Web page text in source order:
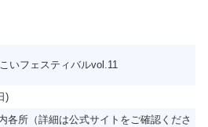
いフェスティバルvol.11
)
各所（詳細は公式サイトをご確認くださ